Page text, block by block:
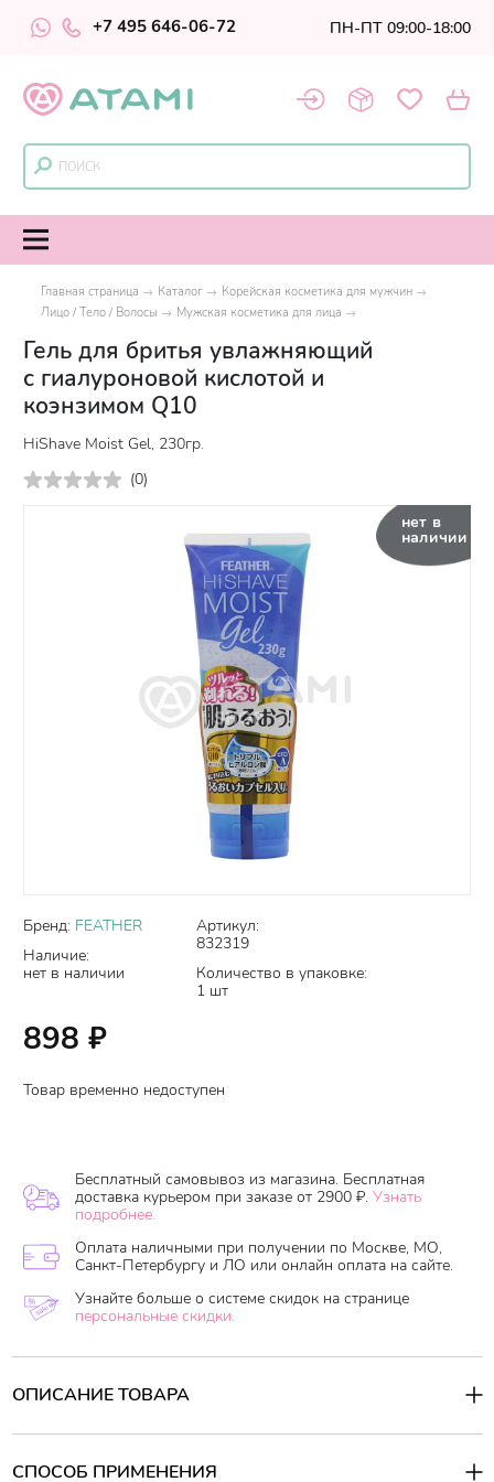
+7 495 646-06-72 ПН-ПТ 09:00-18:00
Главная страница Каталог
Корейская косметика для мужчин
Лицо / Тело / Волосы
Мужская косметика для лица
Гель для бритья увлажняющий
с гиалуроновой кислотой и
коэнзимом Q10
HiShave Moist Gel, 230гр.
(0)
нет в
наличии
Бренд: FEATHER
Наличие:
нет в наличии
Артикул:
832319
Количество в упаковке:
1 шт
898 ₽
Товар временно недоступен
Бесплатный самовывоз из магазина. Бесплатная
доставка курьером при заказе от 2900 ₽. Узнать
подробнее.
Оплата наличными при получении по Москве, МО,
Санкт-Петербургу и ЛО или онлайн оплата на сайте.
Узнайте больше о системе скидок на странице
персональные скидки.
ОПИСАНИЕ ТОВАРА
Гель для бритья Feather HiShave Moist Gel— это увлажняющее
В гель включены маленькие синие и оранжевые капсулы,
СПОСОБ ПРИМЕНЕНИЯ